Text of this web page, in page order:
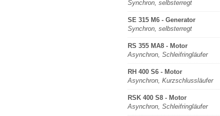
Synchron, selbsterregt
SE 315 M6 - Generator
Synchron, selbsterregt
RS 355 MA8 - Motor
Asynchron, Schleifringläufer
RH 400 S6 - Motor
Asynchron, Kurzschlussläufer
RSK 400 S8 - Motor
Asynchron, Schleifringläufer